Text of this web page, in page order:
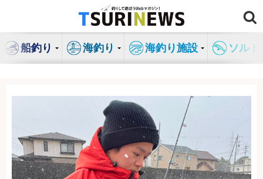
ン
船釣り 海釣り 海釣り施設 ソル